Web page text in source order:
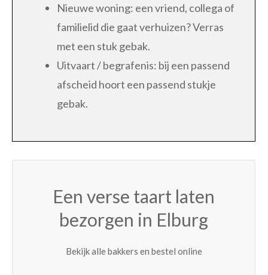
Nieuwe woning: een vriend, collega of
familielid die gaat verhuizen? Verras
met een stuk gebak.
Uitvaart / begrafenis: bij een passend
afscheid hoort een passend stukje
gebak.
Een verse taart laten
bezorgen in Elburg
Bekijk alle bakkers en bestel online